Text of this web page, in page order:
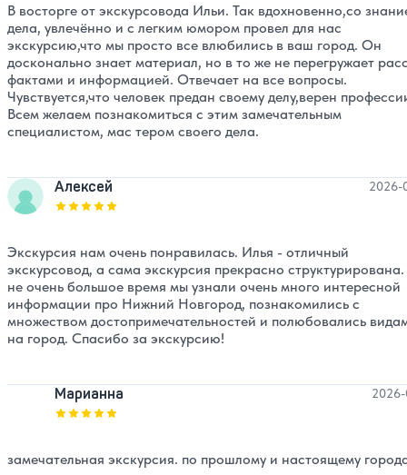
В восторге от экскурсовода Ильи. Так вдохновенно,со
дела, увлечённо и с легким юмором провел для нас
экскурсию,что мы просто все влюбились в ваш город. Он
досконально знает материал, но в то же не перегружает
фактами и информацией. Отвечает на все вопросы.
Чувствуется,что человек предан своему делу,верен
Всем желаем познакомиться с этим замечательным
специалистом, мас тером своего дела.
Алексей
Оценка, количество звезд:
2026-
Экскурсия нам очень понравилась. Илья - отличный
экскурсовод, а сама экскурсия прекрасно
не очень большое время мы узнали очень много интересной
информации про Нижний Новгород, познакомились с
множеством достопримечательностей и полюбовались
на город. Спасибо за экскурсию!
Марианна
Оценка, количество звезд:
замечательная экскурсия. по прошлому и настоящему